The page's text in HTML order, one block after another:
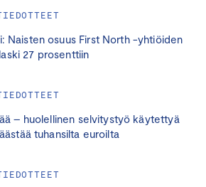
Naisten osuus First North -yhtiöiden
27 prosenttiin
– huolellinen selvitystyö käytettyä
tuhansilta euroilta